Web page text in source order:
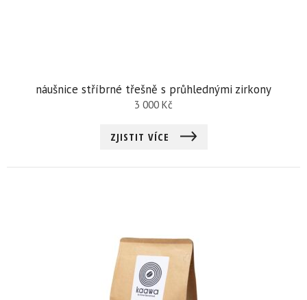
náušnice stříbrné třešně s průhlednými zirkony
3 000 Kč
ZJISTIT VÍCE